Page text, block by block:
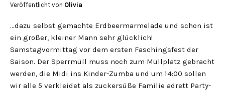
Veröffentlicht von Olivia
…dazu selbst gemachte Erdbeermarmelade und schon ist
ein großer, kleiner Mann sehr glücklich!
Samstagvormittag vor dem ersten Faschingsfest der
Saison. Der Sperrmüll muss noch zum Müllplatz gebracht
werden, die Midi ins Kinder-Zumba und um 14:00 sollen
wir alle 5 verkleidet als zuckersüße Familie adrett Party-